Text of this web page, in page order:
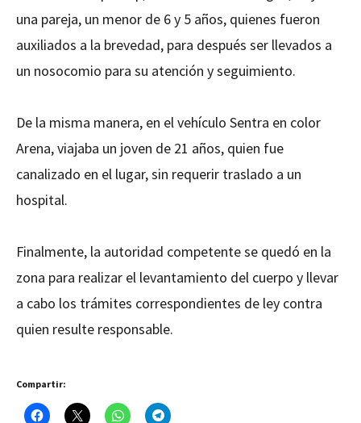
una pareja, un menor de 6 y 5 años, quienes fueron
auxiliados a la brevedad, para después ser llevados a
un nosocomio para su atención y seguimiento.
De la misma manera, en el vehículo Sentra en color
Arena, viajaba un joven de 21 años, quien fue
canalizado en el lugar, sin requerir traslado a un
hospital.
Finalmente, la autoridad competente se quedó en la
zona para realizar el levantamiento del cuerpo y llevar
a cabo los trámites correspondientes de ley contra
quien resulte responsable.
Compartir: